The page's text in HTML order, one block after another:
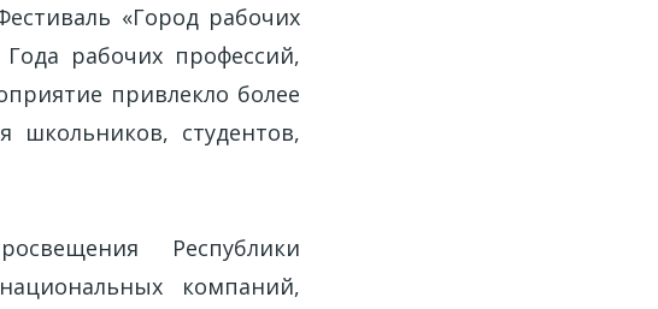
«Город рабочих
рабочих профессий,
привлекло более
школьников, студентов,
Республики
компаний,